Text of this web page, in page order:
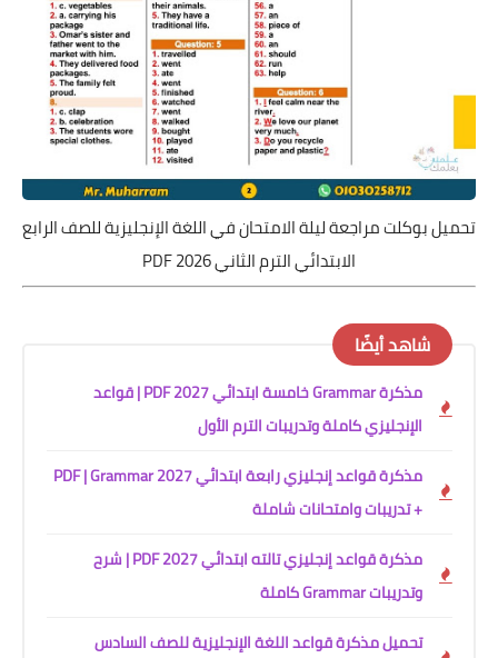
تحميل بوكلت مراجعة ليلة الامتحان في اللغة الإنجليزية للصف الرابع
الابتدائي الترم الثاني 2026 PDF
شاهد أيضًا
مذكرة Grammar خامسة ابتدائي 2027 PDF | قواعد
الإنجليزي كاملة وتدريبات الترم الأول
مذكرة قواعد إنجليزي رابعة ابتدائي 2027 PDF | Grammar
+ تدريبات وامتحانات شاملة
مذكرة قواعد إنجليزي تالته ابتدائي 2027 PDF | شرح
وتدريبات Grammar كاملة
تحميل مذكرة قواعد اللغة الإنجليزية للصف السادس